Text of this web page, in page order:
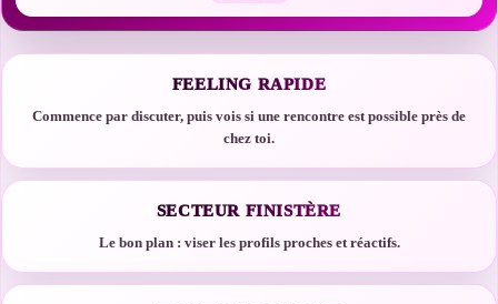
FEELING RAPIDE
Commence par discuter, puis vois si une rencontre est possible près de
chez toi.
SECTEUR FINISTÈRE
Le bon plan : viser les profils proches et réactifs.